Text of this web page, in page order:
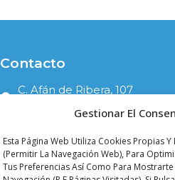
Gestionar El
Esta Página Web Utiliza Cookies Propias
(permitir La Navegación Web), Para
Tus Preferencias Así Como Para
Contacto
C. Afán de Ribera, 107